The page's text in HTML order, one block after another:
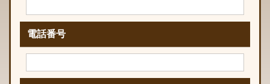
電話番号